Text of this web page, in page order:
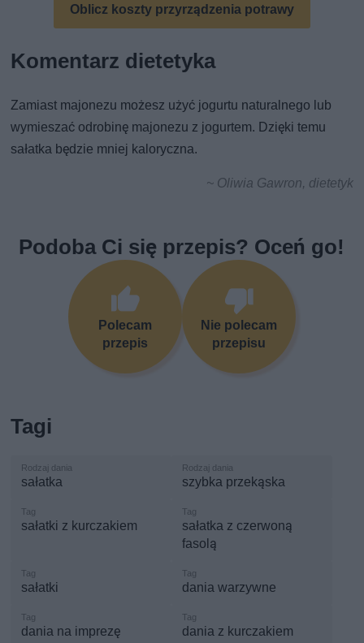
Oblicz koszty przyrządzenia potrawy
Komentarz dietetyka
Zamiast majonezu możesz użyć jogurtu naturalnego lub
wymieszać odrobinę majonezu z jogurtem. Dzięki temu
sałatka będzie mniej kaloryczna.
~ Oliwia Gawron, dietetyk
Podoba Ci się przepis? Oceń go!
Polecam
przepis
Nie polecam
przepisu
Tagi
sałatka szybka przekąska
sałatki z kurczakiem
sałatka z czerwoną
fasolą
sałatki dania warzywne
dania na imprezę dania z kurczakiem